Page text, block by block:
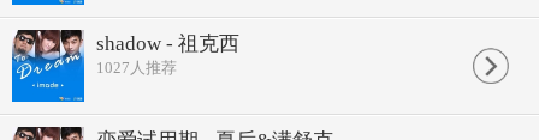
shadow - 祖克西
1027 人推荐